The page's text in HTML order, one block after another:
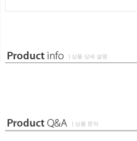
| 상품 상세 설명
| 상품 문의